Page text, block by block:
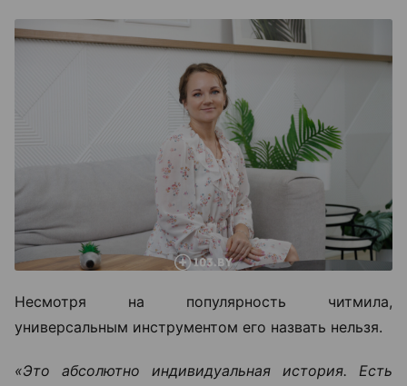
Несмотря на популярность читмила,
универсальным инструментом его назвать нельзя.
«Это абсолютно индивидуальная история. Есть